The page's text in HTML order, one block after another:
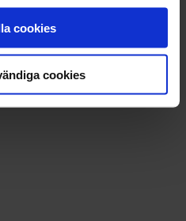
cookies
cookies